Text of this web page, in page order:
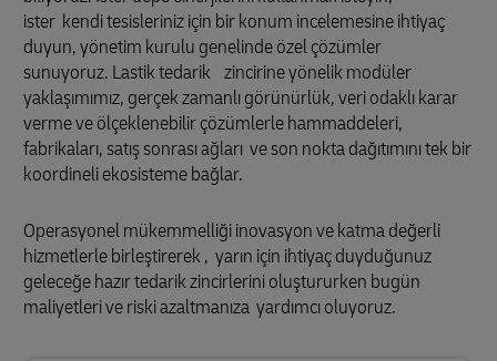
ister kendi tesisleriniz için bir konum incelemesine ihtiyaç
duyun, yönetim kurulu genelinde özel çözümler
sunuyoruz. Lastik tedarik zincirine yönelik modüler
yaklaşımımız, gerçek zamanlı görünürlük, veri odaklı karar
verme ve ölçeklenebilir çözümlerle hammaddeleri,
fabrikaları, satış sonrası ağları ve son nokta dağıtımını tek bir
koordineli ekosisteme bağlar.
Operasyonel mükemmelliği inovasyon ve katma değerli
hizmetlerle birleştirerek , yarın için ihtiyaç duyduğunuz
geleceğe hazır tedarik zincirlerini oluştururken bugün
maliyetleri ve riski azaltmanıza yardımcı oluyoruz.